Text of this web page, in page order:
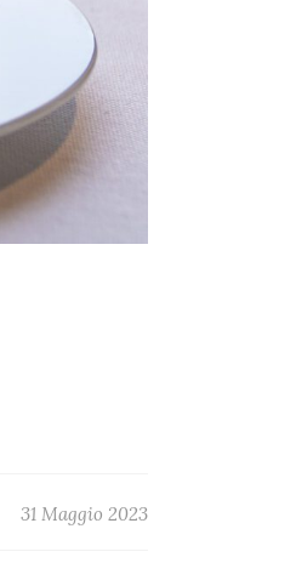
31 Maggio 2023